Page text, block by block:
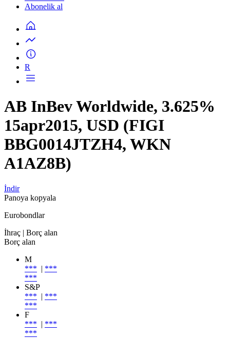
Abonelik al
R
AB InBev Worldwide, 3.625%
15apr2015, USD (FIGI
BBG0014JTZH4, WKN
A1AZ8B)
İndir
Panoya kopyala
Eurobondlar
İhraç | Borç alan
Borç alan
M
*** | ***
***
S&P
*** | ***
***
F
*** | ***
***